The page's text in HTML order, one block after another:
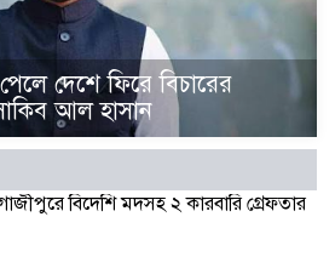
দেশে ফিরে বিচারের
আল হাসান
বিদেশি মদসহ ২ কারবারি গ্রেফতার